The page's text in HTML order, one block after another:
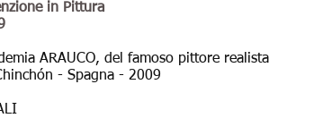
in Pittura
ARAUCO, del famoso pittore realista
- Spagna - 2009